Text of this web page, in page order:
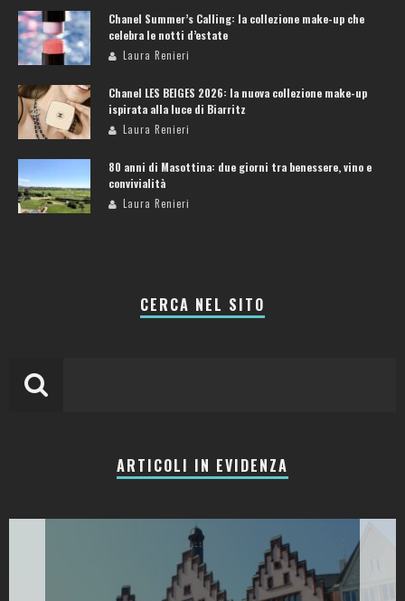
Chanel Summer’s Calling: la collezione make-up che
celebra le notti d’estate
Laura Renieri
Chanel LES BEIGES 2026: la nuova collezione make-up
ispirata alla luce di Biarritz
Laura Renieri
80 anni di Masottina: due giorni tra benessere, vino e
convivialità
Laura Renieri
CERCA NEL SITO
ARTICOLI IN EVIDENZA